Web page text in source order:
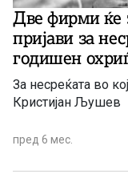
Две фирми ќе
пријави за
годишен
За несреќата во
Кристијан Љушев
пред 6 мес.